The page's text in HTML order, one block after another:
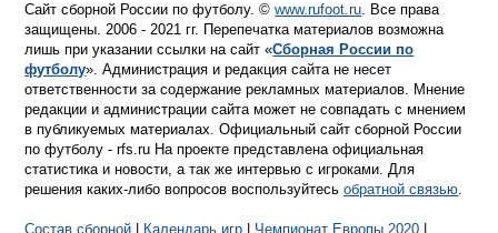
Сайт сборной России по футболу. ©www.rufoot.ru. Все права
защищены. 2006 - 2021 гг. Перепечатка материалов возможна
лишь при указании ссылки на сайт «Сборная России по
футболу». Администрация и редакция сайта не несет
ответственности за содержание рекламных материалов. Мнение
редакции и администрации сайта может не совпадать с мнением
в публикуемых материалах. Официальный сайт сборной России
по футболу - rfs.ru На проекте представлена официальная
статистика и новости, а так же интервью с игроками. Для
решения каких-либо вопросов воспользуйтесьобратной связью.
Состав сборной Календарь игр Чемпионат Европы 2020